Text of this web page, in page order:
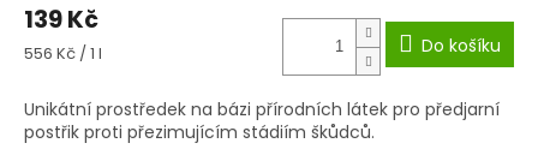
139 Kč
Měrná
556 Kč / 1 l Do košíku
Unikátní prostředek na bázi přírodních látek pro předjarní
postřik proti přezimujícím stádiím škůdců.